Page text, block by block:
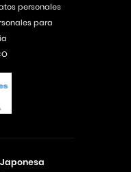
personales
para